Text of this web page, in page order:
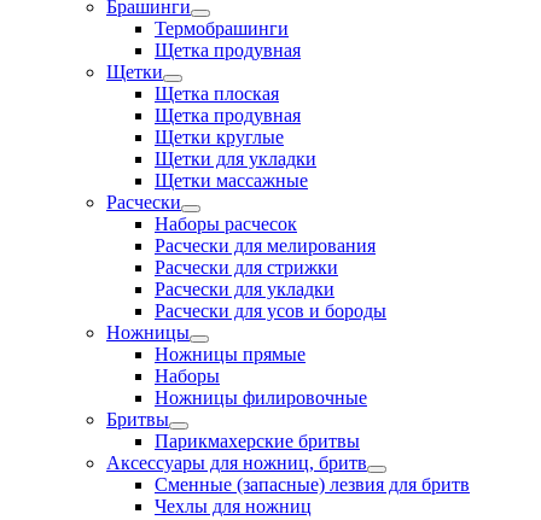
Брашинги
Термобрашинги
Щетка продувная
Щетки
Щетка плоская
Щетка продувная
Щетки круглые
Щетки для укладки
Щетки массажные
Расчески
Наборы расчесок
Расчески для мелирования
Расчески для стрижки
Расчески для укладки
Расчески для усов и бороды
Ножницы
Ножницы прямые
Наборы
Ножницы филировочные
Бритвы
Парикмахерские бритвы
Аксессуары для ножниц, бритв
Сменные (запасные) лезвия для бритв
Чехлы для ножниц